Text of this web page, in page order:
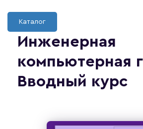
Каталог
Инженерная
компьютерная
Вводный курс